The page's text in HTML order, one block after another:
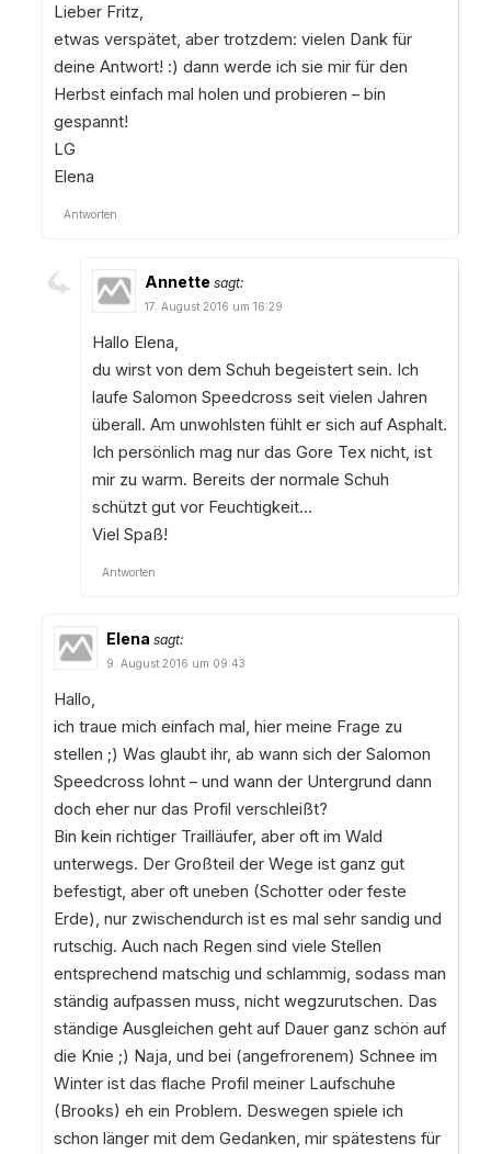
Lieber Fritz,
etwas verspätet, aber trotzdem: vielen Dank für
deine Antwort! :) dann werde ich sie mir für den
Herbst einfach mal holen und probieren – bin
gespannt!
LG
Elena
Antworten
Annette sagt:
17. August 2016 um 16:29
Hallo Elena,
du wirst von dem Schuh begeistert sein. Ich
laufe Salomon Speedcross seit vielen Jahren
überall. Am unwohlsten fühlt er sich auf Asphalt.
Ich persönlich mag nur das Gore Tex nicht, ist
mir zu warm. Bereits der normale Schuh
schützt gut vor Feuchtigkeit…
Viel Spaß!
Antworten
Elena sagt:
9. August 2016 um 09:43
Hallo,
ich traue mich einfach mal, hier meine Frage zu
stellen ;) Was glaubt ihr, ab wann sich der Salomon
Speedcross lohnt – und wann der Untergrund dann
doch eher nur das Profil verschleißt?
Bin kein richtiger Trailläufer, aber oft im Wald
unterwegs. Der Großteil der Wege ist ganz gut
befestigt, aber oft uneben (Schotter oder feste
Erde), nur zwischendurch ist es mal sehr sandig und
rutschig. Auch nach Regen sind viele Stellen
entsprechend matschig und schlammig, sodass man
ständig aufpassen muss, nicht wegzurutschen. Das
ständige Ausgleichen geht auf Dauer ganz schön auf
die Knie ;) Naja, und bei (angefrorenem) Schnee im
Winter ist das flache Profil meiner Laufschuhe
(Brooks) eh ein Problem. Deswegen spiele ich
schon länger mit dem Gedanken, mir spätestens für